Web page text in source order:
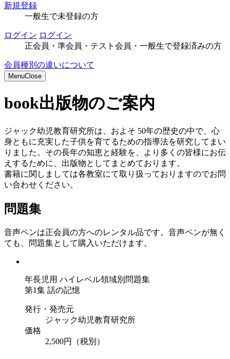
新規登録
一般生で未登録の方
ログイン ログイン
正会員・準会員・テスト会員・一般生で登録済みの方
会員種別の違いについて
MenuClose
book出版物のご案内
ジャック幼児教育研究所は、およそ 50年の歴史の中で、心
身ともに充実した子供を育てるための指導法を研究してまい
りました。その長年の知恵と経験を、より多くの皆様にお伝
えするために、出版物としてまとめております。
書籍に関しましては各教室にて取り扱っておりますのでお問
い合わせください。
問題集
音声ペンは正会員の方へのレンタル品です。音声ペンが無く
ても、問題集として購入いただけます。
年長児用 ハイレベル領域別問題集
第1集 話の記憶
発行・発売元
ジャック幼児教育研究所
価格
2,500円（税別）